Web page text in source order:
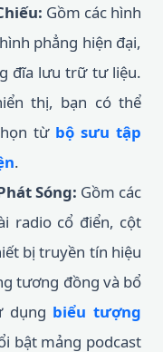
Gồm các hình
phẳng hiện đại,
đĩa lưu trữ tư liệu.
thị, bạn có thể
từ bộ sưu tập
.
Sóng: Gồm các
radio cổ điển, cột
bị truyền tín hiệu
tương đồng và bổ
dụng biểu tượng
bật mảng podcast